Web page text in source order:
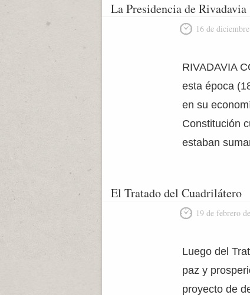
La Presidencia de Rivadavia
16 de
RIVADAVIA
esta época
en su
Constitución
estaban
El Tratado del Cuadrilátero
19 de febrero
Luego del
paz y
proyecto de